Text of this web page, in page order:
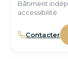
Bâtiment
accessibilité
Contacter